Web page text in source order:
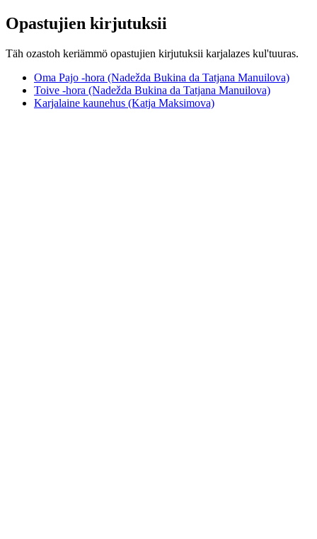
Opastujien kirjutuksii
Täh ozastoh keriämmö opastujien kirjutuksii karjalazes kul'tuuras.
Oma Pajo -hora (Nadežda Bukina da Tatjana Manuilova)
Toive -hora (Nadežda Bukina da Tatjana Manuilova)
Karjalaine kaunehus (Katja Maksimova)